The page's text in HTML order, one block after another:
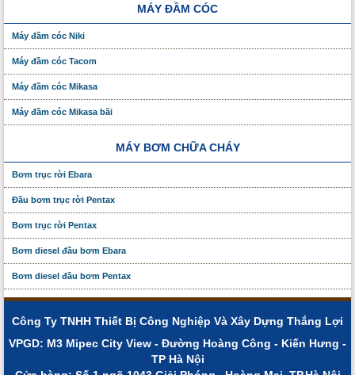
MÁY ĐẦM CÓC
Máy đầm cóc Niki
Máy đầm cóc Tacom
Máy đầm cóc Mikasa
Máy đầm cóc Mikasa bãi
MÁY BƠM CHỮA CHÁY
Bơm trục rời Ebara
Đầu bơm trục rời Pentax
Bơm trục rời Pentax
Bơm diesel đầu bơm Ebara
Bơm diesel đầu bơm Pentax
Công Ty TNHH Thiết Bị Công Nghiệp Và Xây Dựng Thắng Lợi
VPGD: M3 Mipec City View - Đường Hoàng Công - Kiến Hưng -
TP Hà Nội